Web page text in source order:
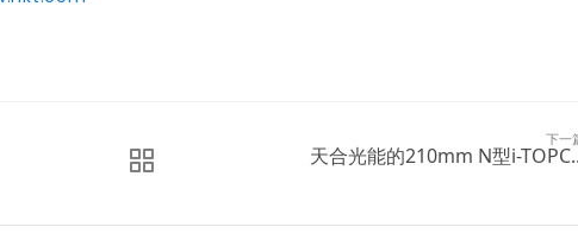
下一
天合光能的210mm N型i-